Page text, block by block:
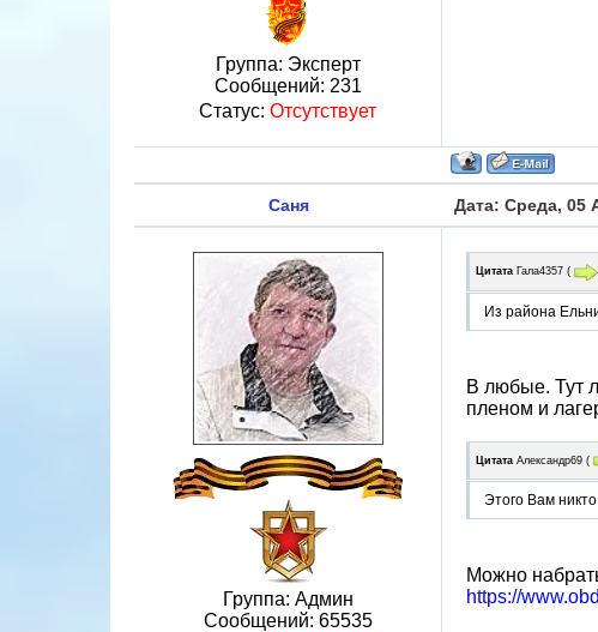
Группа: Эксперт
Сообщений: 231
Статус: Отсутствует
Саня Дата: Среда, 05
Группа: Админ
Сообщений: 65535
Цитата Гала4357 (
Из района
В любые. Тут
пленом и
Цитата Александр69 (
Этого Вам
Можно
https://